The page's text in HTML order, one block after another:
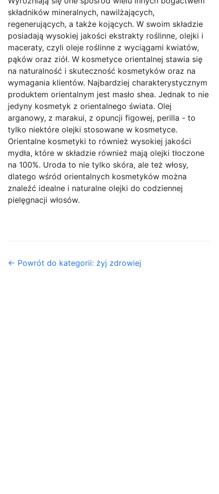
składników mineralnych, nawilżających,
regenerujących, a także kojących. W swoim składzie
posiadają wysokiej jakości ekstrakty roślinne, olejki i
maceraty, czyli oleje roślinne z wyciągami kwiatów,
pąków oraz ziół. W kosmetyce orientalnej stawia się
na naturalność i skuteczność kosmetyków oraz na
wymagania klientów. Najbardziej charakterystycznym
produktem orientalnym jest masło shea. Jednak to nie
jedyny kosmetyk z orientalnego świata. Olej
arganowy, z marakui, z opuncji figowej, perilla - to
tylko niektóre olejki stosowane w kosmetyce.
Orientalne kosmetyki to również wysokiej jakości
mydła, które w składzie również mają olejki tłoczone
na 100%. Uroda to nie tylko skóra, ale też włosy,
dlatego wśród orientalnych kosmetyków można
znaleźć idealne i naturalne olejki do codziennej
pielęgnacji włosów.
← Powrót do kategorii: żyj zdrowiej